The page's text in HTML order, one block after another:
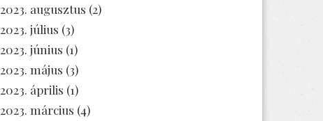
2023. augusztus (2)
2023. július (3)
2023. június (1)
2023. május (3)
2023. április (1)
2023. március (4)